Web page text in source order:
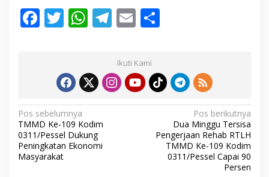
a
k
m
b
k
F
o
k
T
er
W
s
A
p
p
T
e
gr
a
m
E
ai
l e
Ikuti Kami
N
a
v
i
Pos sebelumnya
TMMD Ke-109 Kodim
0311/Pessel Dukung
Peningkatan Ekonomi
Masyarakat
Pos berikutnya
Dua Minggu Tersisa
Pengerjaan Rehab RTLH
TMMD Ke-109 Kodim
0311/Pessel Capai 90
Persen